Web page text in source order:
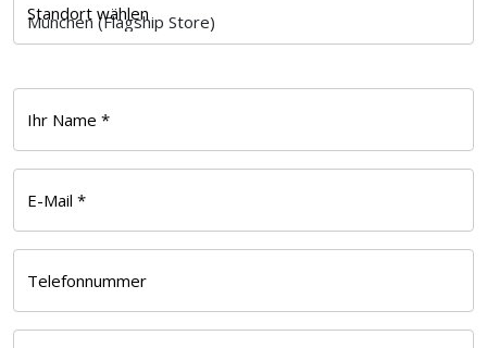
Standort wählen
Ihr Name *
E-Mail *
Telefonnummer